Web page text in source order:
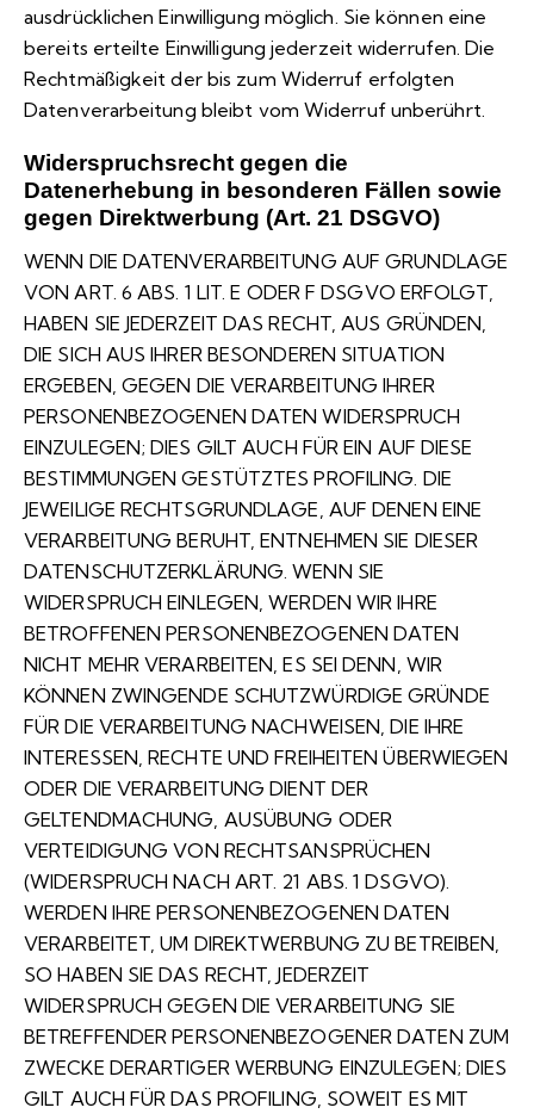
ausdrücklichen Einwilligung möglich. Sie können eine
bereits erteilte Einwilligung jederzeit widerrufen. Die
Rechtmäßigkeit der bis zum Widerruf erfolgten
Datenverarbeitung bleibt vom Widerruf unberührt.
Widerspruchsrecht gegen die
Datenerhebung in besonderen Fällen sowie
gegen Direktwerbung (Art. 21 DSGVO)
WENN DIE DATENVERARBEITUNG AUF GRUNDLAGE
VON ART. 6 ABS. 1 LIT. E ODER F DSGVO ERFOLGT,
HABEN SIE JEDERZEIT DAS RECHT, AUS GRÜNDEN,
DIE SICH AUS IHRER BESONDEREN SITUATION
ERGEBEN, GEGEN DIE VERARBEITUNG IHRER
PERSONENBEZOGENEN DATEN WIDERSPRUCH
EINZULEGEN; DIES GILT AUCH FÜR EIN AUF DIESE
BESTIMMUNGEN GESTÜTZTES PROFILING. DIE
JEWEILIGE RECHTSGRUNDLAGE, AUF DENEN EINE
VERARBEITUNG BERUHT, ENTNEHMEN SIE DIESER
DATENSCHUTZERKLÄRUNG. WENN SIE
WIDERSPRUCH EINLEGEN, WERDEN WIR IHRE
BETROFFENEN PERSONENBEZOGENEN DATEN
NICHT MEHR VERARBEITEN, ES SEI DENN, WIR
KÖNNEN ZWINGENDE SCHUTZWÜRDIGE GRÜNDE
FÜR DIE VERARBEITUNG NACHWEISEN, DIE IHRE
INTERESSEN, RECHTE UND FREIHEITEN ÜBERWIEGEN
ODER DIE VERARBEITUNG DIENT DER
GELTENDMACHUNG, AUSÜBUNG ODER
VERTEIDIGUNG VON RECHTSANSPRÜCHEN
(WIDERSPRUCH NACH ART. 21 ABS. 1 DSGVO).
WERDEN IHRE PERSONENBEZOGENEN DATEN
VERARBEITET, UM DIREKTWERBUNG ZU BETREIBEN,
SO HABEN SIE DAS RECHT, JEDERZEIT
WIDERSPRUCH GEGEN DIE VERARBEITUNG SIE
BETREFFENDER PERSONENBEZOGENER DATEN ZUM
ZWECKE DERARTIGER WERBUNG EINZULEGEN; DIES
GILT AUCH FÜR DAS PROFILING, SOWEIT ES MIT